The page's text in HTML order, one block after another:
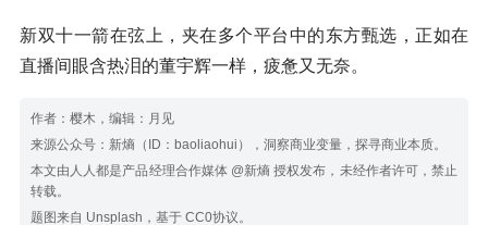
新双十一箭在弦上，夹在多个平台中的东方甄选，正如在
直播间眼含热泪的董宇辉一样，疲惫又无奈。
作者：樱木，编辑：月见
来源公众号：新熵（ID：baoliaohui），洞察商业变量，探寻商业本质。
本文由人人都是产品经理合作媒体 @新熵 授权发布，未经作者许可，禁止
转载。
题图来自 Unsplash，基于 CC0协议。